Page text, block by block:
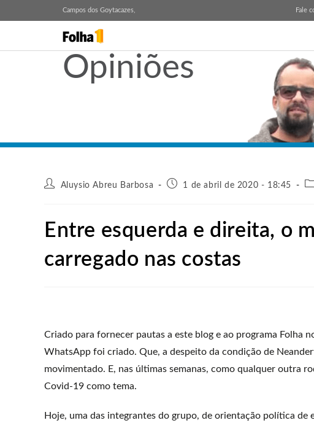
Campos dos Goytacazes, Fale
Opiniões
Aluysio Abreu Barbosa 1 de abril de 2020 - 18:45
Entre esquerda e direita, o
carregado nas costas
Criado para fornecer pautas a este blog e ao programa Folha
WhatsApp foi criado. Que, a despeito da condição de
movimentado. E, nas últimas semanas, como qualquer outra
Covid-19 como tema.
Hoje, uma das integrantes do grupo, de orientação política